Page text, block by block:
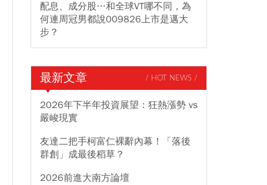
配息、成分股…和全球VT哪不同，為
何連周冠男都說009826上市是邁大
步？
最新文章 / HOT NEWS /
2026年下半年投資展望：狂熱漲勢 vs
嚴峻現實
友達二把手柯富仁裸辭內幕！「落後
群創」成最後稻草？
2026前進大南方論壇